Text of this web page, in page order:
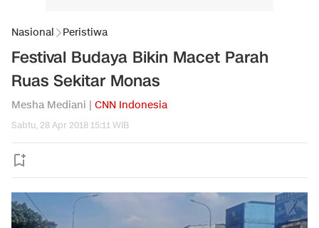
Nasional Peristiwa
Festival Budaya Bikin Macet Parah
Ruas Sekitar Monas
Mesha Mediani | CNN Indonesia
Sabtu, 28 Apr 2018 15:11 WIB